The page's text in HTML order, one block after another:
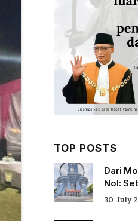
TOP POSTS
Dari
Nol:
30 July